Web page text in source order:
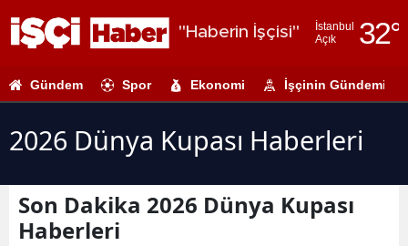
"Haberin İşçisi"
İstanbul
Açık
32°
Adıyaman
Amasya
Gündem Spor Ekonomi İşçinin Gündemi
2026 Dünya Kupası Haberleri
Son Dakika 2026 Dünya Kupası
Haberleri